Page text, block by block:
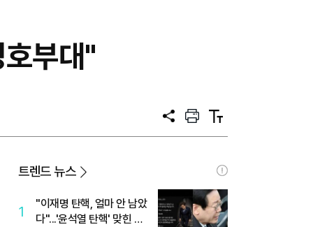
부대"
공
프
트
텍
트
트렌드 뉴스
1
"이재명 탄핵, 얼마 안 남았
다"...'윤석열 탄핵' 맞힌 무